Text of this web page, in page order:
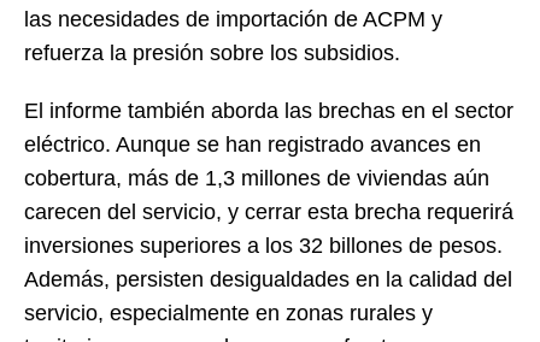
las necesidades de importación de ACPM y
refuerza la presión sobre los subsidios.
El informe también aborda las brechas en el sector
eléctrico. Aunque se han registrado avances en
cobertura, más de 1,3 millones de viviendas aún
carecen del servicio, y cerrar esta brecha requerirá
inversiones superiores a los 32 billones de pesos.
Además, persisten desigualdades en la calidad del
servicio, especialmente en zonas rurales y